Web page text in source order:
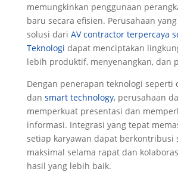
memungkinkan penggunaan
baru secara efisien. Perusahaan
solusi dari AV contractor terpercaya
Teknologi dapat menciptakan
lebih produktif, menyenangkan, dan
Dengan penerapan teknologi seperti
dan smart technology, perusahaan
memperkuat presentasi dan
informasi. Integrasi yang tepat
setiap karyawan dapat berkontribusi
maksimal selama rapat dan
hasil yang lebih baik.